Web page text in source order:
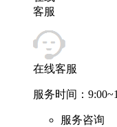
客服
在线客服
服务时间：
服务咨询